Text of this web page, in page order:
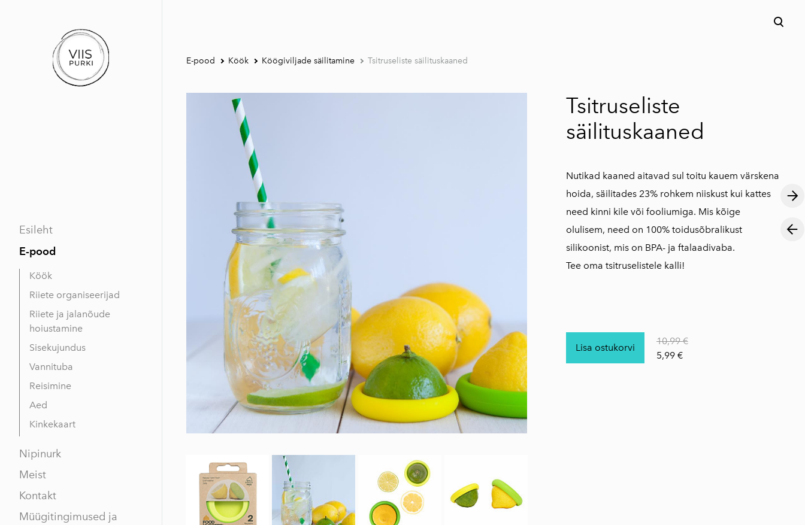
Esileht
E-pood
Köök
Riiete organiseerijad
Riiete ja jalanõude
hoiustamine
Sisekujundus
Vannituba
Reisimine
Aed
Kinkekaart
Nipinurk
Meist
Kontakt
Müügitingimused ja
E-pood Köök Köögiviljade säilitamine Tsitruseliste säilituskaaned
Tsitruseliste
säilituskaaned
Nutikad kaaned aitavad sul toitu kauem värskena
hoida, säilitades 23% rohkem niiskust kui kattes
need kinni kile või fooliumiga. Mis kõige
olulisem, need on 100% toidusõbralikust
silikoonist, mis on BPA- ja ftalaadivaba.
Tee oma tsitruselistele kalli!
Lisa ostukorvi
10,99 €
5,99 €